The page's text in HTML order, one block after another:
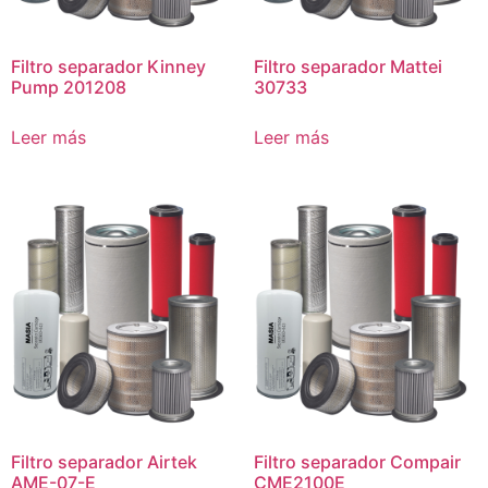
Filtro separador Kinney
Pump 201208
Leer más
Filtro separador Mattei
30733
Leer más
Filtro separador Airtek
AME-07-E
Filtro separador Compair
CME2100E